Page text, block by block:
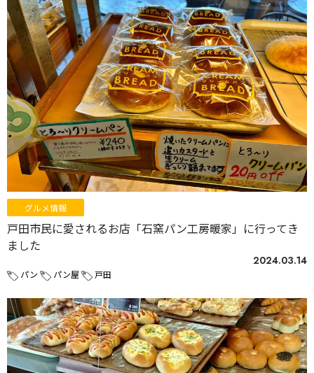
グルメ情報
戸田市民に愛されるお店「石窯パン工房暖家」に行ってき
ました
2024.03.14
パン パン屋 戸田